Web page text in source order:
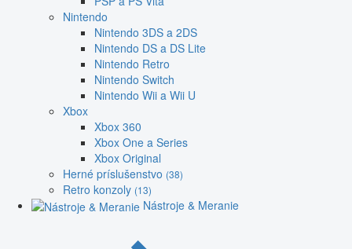
Nintendo
Nintendo 3DS a 2DS
Nintendo DS a DS Lite
Nintendo Retro
Nintendo Switch
Nintendo Wii a Wii U
Xbox
Xbox 360
Xbox One a Series
Xbox Original
Herné príslušenstvo (38)
Retro konzoly (13)
Nástroje & Meranie